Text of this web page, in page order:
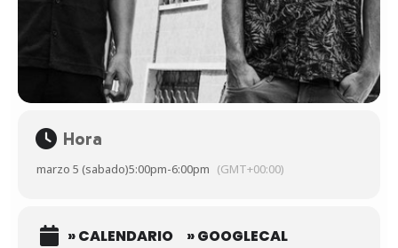
Hora
marzo 5 (sabado)5:00pm-6:00pm (GMT+00:00)
» CALENDARIO » GOOGLECAL